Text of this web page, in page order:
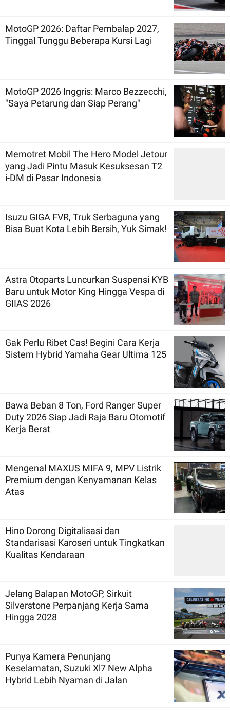
MotoGP 2026: Daftar Pembalap 2027,
Tinggal Tunggu Beberapa Kursi Lagi
MotoGP 2026 Inggris: Marco Bezzecchi,
"Saya Petarung dan Siap Perang"
Memotret Mobil The Hero Model Jetour
yang Jadi Pintu Masuk Kesuksesan T2
i-DM di Pasar Indonesia
Isuzu GIGA FVR, Truk Serbaguna yang
Bisa Buat Kota Lebih Bersih, Yuk Simak!
Astra Otoparts Luncurkan Suspensi KYB
Baru untuk Motor King Hingga Vespa di
GIIAS 2026
Gak Perlu Ribet Cas! Begini Cara Kerja
Sistem Hybrid Yamaha Gear Ultima 125
Bawa Beban 8 Ton, Ford Ranger Super
Duty 2026 Siap Jadi Raja Baru Otomotif
Kerja Berat
Mengenal MAXUS MIFA 9, MPV Listrik
Premium dengan Kenyamanan Kelas
Atas
Hino Dorong Digitalisasi dan
Standarisasi Karoseri untuk Tingkatkan
Kualitas Kendaraan
Jelang Balapan MotoGP, Sirkuit
Silverstone Perpanjang Kerja Sama
Hingga 2028
Punya Kamera Penunjang
Keselamatan, Suzuki Xl7 New Alpha
Hybrid Lebih Nyaman di Jalan